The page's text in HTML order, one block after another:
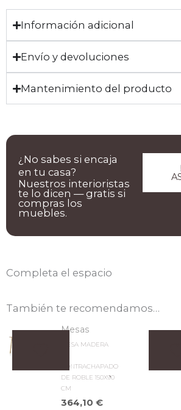
Información adicional
Envío y devoluciones
Mantenimiento del producto
¿No sabes si encaja
en tu casa?
Nuestros interioristas
te lo dicen — gratis si
compras los
muebles.
Completa el espacio
También te recomendamos…
Mesas
MESA MADERA
CONTRACHAPADO
DE ROBLE 150X90
CM
364,10€